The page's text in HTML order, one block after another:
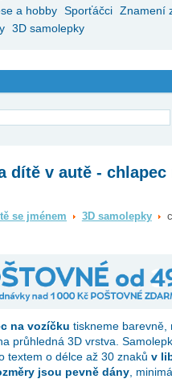
a hobby Sporťáčci Znamení
3D samolepky
dítě v autě - chlapec
se jménem 3D samolepky
na vozíčku tiskneme barevně,
průhledná 3D vrstva.
textem o délce až 30 znaků v
jsou pevně dány ,